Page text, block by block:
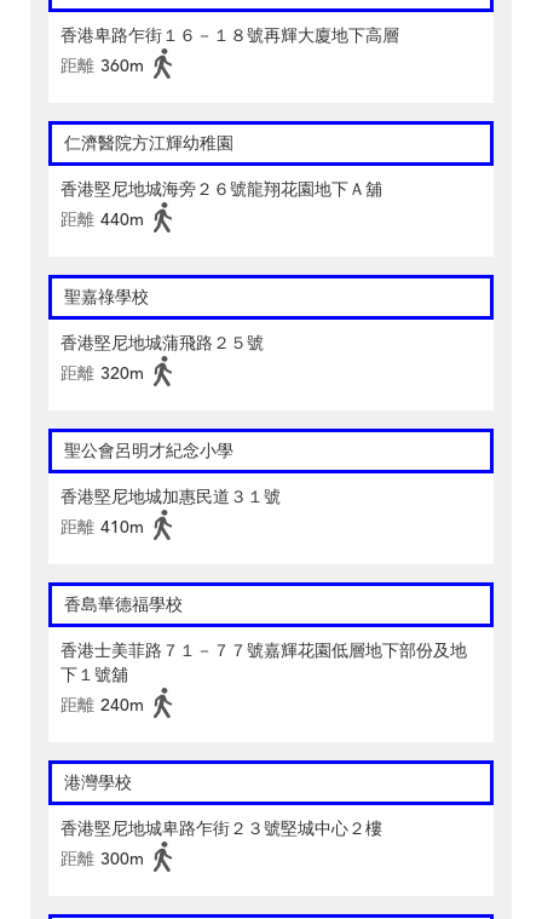
香港卑路乍街１６－１８號再輝大廈地下高層
距離 360m
仁濟醫院方江輝幼稚園
香港堅尼地城海旁２６號龍翔花園地下Ａ舖
距離 440m
聖嘉祿學校
香港堅尼地城蒲飛路２５號
距離 320m
聖公會呂明才紀念小學
香港堅尼地城加惠民道３１號
距離 410m
香島華德福學校
香港士美菲路７１－７７號嘉輝花園低層地下部份及地
下１號舖
距離 240m
港灣學校
香港堅尼地城卑路乍街２３號堅城中心２樓
距離 300m